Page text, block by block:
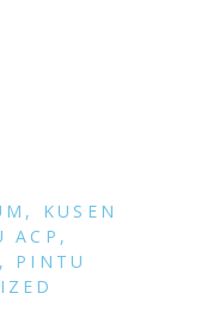
, KUSEN
ACP ,
, PINTU